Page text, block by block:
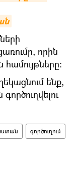
որին
ենք,
գործուղում